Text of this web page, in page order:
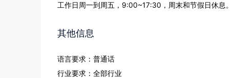
工作日周一到周五，9:00~17:30，周末和节假日休息。
其他信息
语言要求：普通话
行业要求：全部行业